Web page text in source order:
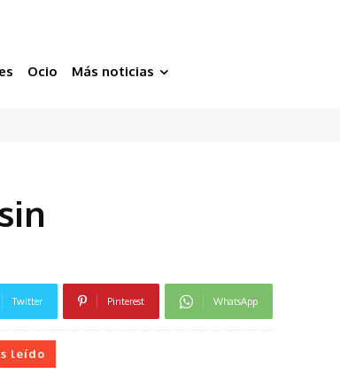
Ocio Más noticias
Twitter Pinterest WhatsApp
leído